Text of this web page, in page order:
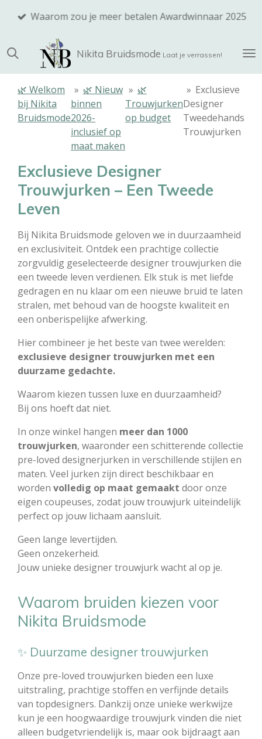
de
hoofdinhoud
Nikita Bruidsmode Laat je verrassen!
Waarom zou je meer betalen Awardwinnaar 2025
🌿 Welkom
bij Nikita
Bruidsmode
» 🌿 Nieuw
binnen
2026-
inclusief op
maat maken
» 🌿
Trouwjurken
op budget
» Exclusieve
Designer
Tweedehands
Trouwjurken
Exclusieve Designer
Trouwjurken – Een Tweede
Leven
Bij Nikita Bruidsmode geloven we in duurzaamheid
en exclusiviteit. Ontdek een prachtige collectie
zorgvuldig geselecteerde designer trouwjurken die
een tweede leven verdienen. Elk stuk is met liefde
gedragen en nu klaar om een nieuwe bruid te laten
stralen, met behoud van de hoogste kwaliteit en
een onberispelijke afwerking.
Hier combineer je het beste van twee werelden:
exclusieve designer trouwjurken met een
duurzame gedachte.
Waarom kiezen tussen luxe en duurzaamheid?
Bij ons hoeft dat niet.
In onze winkel hangen meer dan 1000
trouwjurken, waaronder een schitterende collectie
pre-loved designerjurken in verschillende stijlen en
maten. Veel jurken zijn direct beschikbaar en
worden volledig op maat gemaakt door onze
eigen coupeuses, zodat jouw trouwjurk uiteindelijk
perfect op jouw lichaam aansluit.
Geen lange levertijden.
Geen onzekerheid.
Jouw unieke designer trouwjurk wacht al op je.
Waarom bruiden kiezen voor
Nikita Bruidsmode
✨ Duurzame designer trouwjurken
Onze pre-loved trouwjurken bieden een luxe
uitstraling, prachtige stoffen en verfijnde details
van topdesigners. Dankzij onze unieke werkwijze
kun je een hoogwaardige trouwjurk vinden die niet
alleen budgetvriendelijk is, maar ook bijdraagt aan